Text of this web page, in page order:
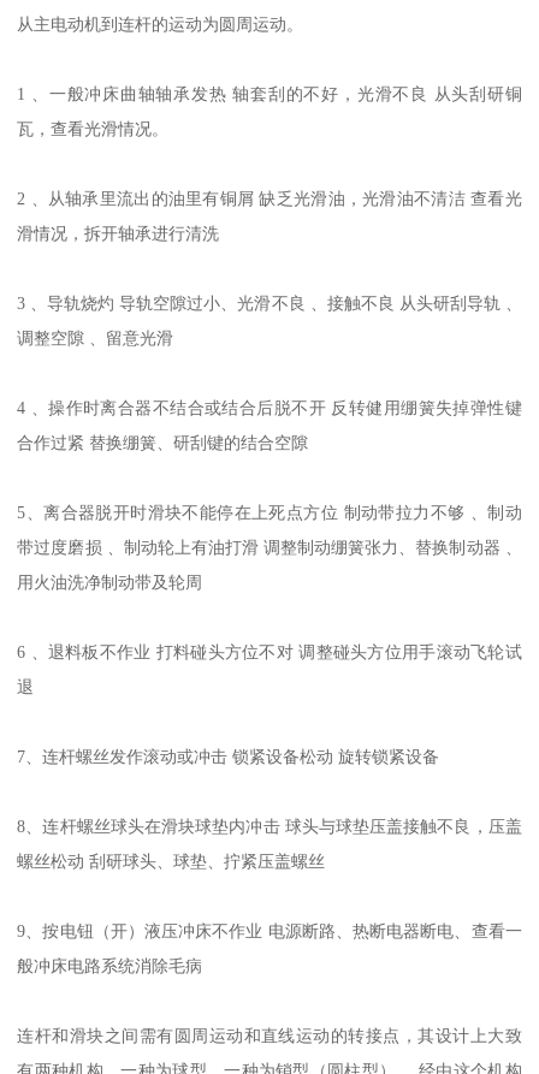
从主电动机到连杆的运动为圆周运动。
1 、一般冲床曲轴轴承发热 轴套刮的不好，光滑不良 从头刮研铜
瓦，查看光滑情况。
2 、从轴承里流出的油里有铜屑 缺乏光滑油，光滑油不清洁 查看光
滑情况，拆开轴承进行清洗
3 、导轨烧灼 导轨空隙过小、光滑不良 、接触不良 从头研刮导轨 、
调整空隙 、留意光滑
4 、操作时离合器不结合或结合后脱不开 反转健用绷簧失掉弹性键
合作过紧 替换绷簧、研刮键的结合空隙
5、离合器脱开时滑块不能停在上死点方位 制动带拉力不够 、制动
带过度磨损 、制动轮上有油打滑 调整制动绷簧张力、替换制动器 、
用火油洗净制动带及轮周
6 、退料板不作业 打料碰头方位不对 调整碰头方位用手滚动飞轮试
退
7、连杆螺丝发作滚动或冲击 锁紧设备松动 旋转锁紧设备
8、连杆螺丝球头在滑块球垫内冲击 球头与球垫压盖接触不良，压盖
螺丝松动 刮研球头、球垫、拧紧压盖螺丝
9、按电钮（开）液压冲床不作业 电源断路、热断电器断电、查看一
般冲床电路系统消除毛病
连杆和滑块之间需有圆周运动和直线运动的转接点，其设计上大致
有两种机构，一种为球型，一种为销型（圆柱型） ，经由这个机构